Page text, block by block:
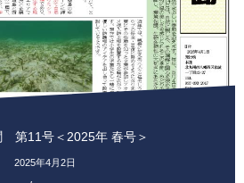
第11号＜2025年 春号＞
2025年4月2日